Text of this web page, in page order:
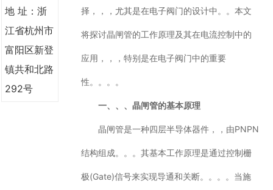
能耗监测管理系统
后台监控系统
新闻中心
行业新闻
公司简介
发展历程
工厂设备
服务支持
联系我们
地 址：浙
江省杭州市
富阳区新登
镇共和北路
292号
择，，，尤其是在电子阀门的设计中。。本文
将探讨晶闸管的工作原理及其在电流控制中的
应用，，，特别是在电子阀门中的重要
性。。。。
一、、、晶闸管的基本原理
晶闸管是一种四层半导体器件，，由PNPN
结构组成。。。其基本工作原理是通过控制栅
极(Gate)信号来实现导通和关断。。。。当施